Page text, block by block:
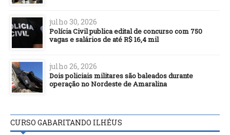
julho 30, 2026
Polícia Civil publica edital de concurso com 750
vagas e salários de até R$ 16,4 mil
julho 26, 2026
Dois policiais militares são baleados durante
operação no Nordeste de Amaralina
CURSO GABARITANDO ILHÉUS